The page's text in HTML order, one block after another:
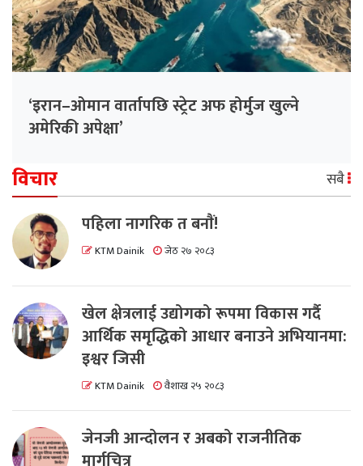
‘इरान–ओमान वार्तापछि स्ट्रेट अफ होर्मुज खुल्ने
अमेरिकी अपेक्षा’
विचार सबै
पहिला नागरिक त बनाैं!
KTM Dainik जेठ २७ २०८३
खेल क्षेत्रलाई उद्योगको रूपमा विकास गर्दै
आर्थिक समृद्धिको आधार बनाउने अभियानमा:
इश्वर जिसी
KTM Dainik वैशाख २५ २०८३
जेनजी आन्दोलन र अबको राजनीतिक